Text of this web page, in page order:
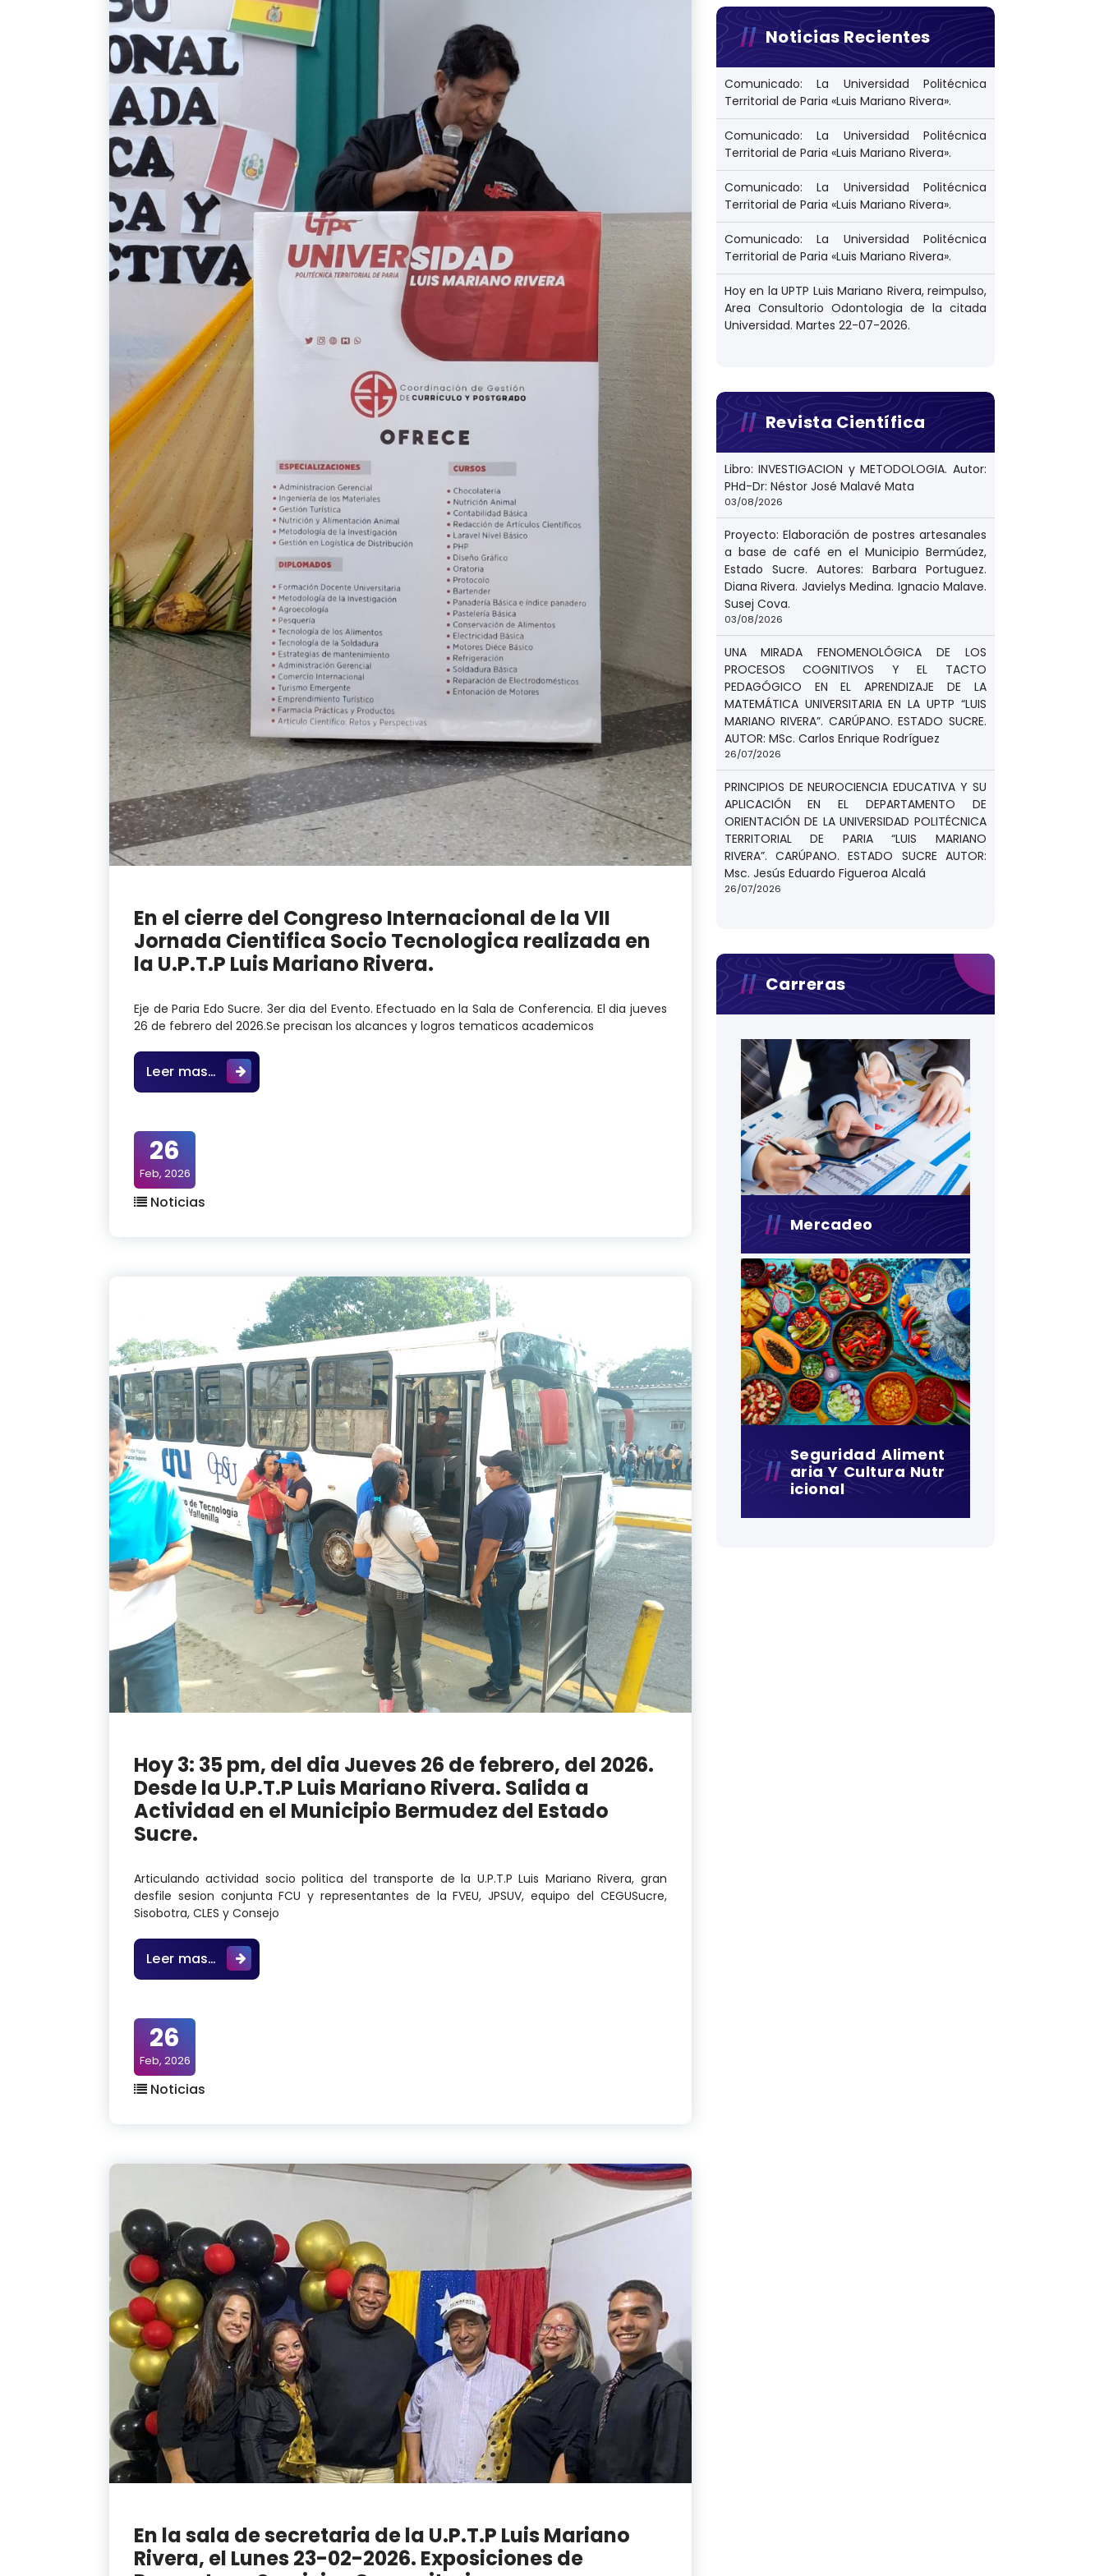
En el cierre del Congreso Internacional de la VII
Jornada Cientifica Socio Tecnologica realizada en
la U.P.T.P Luis Mariano Rivera.
Eje de Paria Edo Sucre. 3er dia del Evento. Efectuado en la Sala de Conferencia. El dia jueves
26 de febrero del 2026.Se precisan los alcances y logros tematicos academicos
Leer mas… En el cierre del Congreso Internacional de la VII Jornada Cientifica Socio Tecnologica realizada en la U.P.T.P Luis Mariano Rivera.
26
Feb, 2026
Noticias
Hoy 3: 35 pm, del dia Jueves 26 de febrero, del 2026.
Desde la U.P.T.P Luis Mariano Rivera. Salida a
Actividad en el Municipio Bermudez del Estado
Sucre.
Articulando actividad socio politica del transporte de la U.P.T.P Luis Mariano Rivera, gran
desfile sesion conjunta FCU y representantes de la FVEU, JPSUV, equipo del CEGUSucre,
Sisobotra, CLES y Consejo
Leer mas… Hoy 3: 35 pm, del dia Jueves 26 de febrero, del 2026. Desde la U.P.T.P Luis Mariano Rivera. Salida a Actividad en el Municipio
26
Feb, 2026
Noticias
En la sala de secretaria de la U.P.T.P Luis Mariano
Rivera, el Lunes 23-02-2026. Exposiciones de
Noticias Recientes
Comunicado: La Universidad Politécnica
Territorial de Paria «Luis Mariano Rivera».
Comunicado: La Universidad Politécnica
Territorial de Paria «Luis Mariano Rivera».
Comunicado: La Universidad Politécnica
Territorial de Paria «Luis Mariano Rivera».
Comunicado: La Universidad Politécnica
Territorial de Paria «Luis Mariano Rivera».
Hoy en la UPTP Luis Mariano Rivera, reimpulso,
Area Consultorio Odontologia de la citada
Universidad. Martes 22-07-2026.
Revista Científica
Libro: INVESTIGACION y METODOLOGIA. Autor:
PHd-Dr: Néstor José Malavé Mata
03/08/2026
Proyecto: Elaboración de postres artesanales
a base de café en el Municipio Bermúdez,
Estado Sucre. Autores: Barbara Portuguez.
Diana Rivera. Javielys Medina. Ignacio Malave.
Susej Cova.
03/08/2026
UNA MIRADA FENOMENOLÓGICA DE LOS
PROCESOS COGNITIVOS Y EL TACTO
PEDAGÓGICO EN EL APRENDIZAJE DE LA
MATEMÁTICA UNIVERSITARIA EN LA UPTP “LUIS
MARIANO RIVERA”. CARÚPANO. ESTADO SUCRE.
AUTOR: MSc. Carlos Enrique Rodríguez
26/07/2026
PRINCIPIOS DE NEUROCIENCIA EDUCATIVA Y SU
APLICACIÓN EN EL DEPARTAMENTO DE
ORIENTACIÓN DE LA UNIVERSIDAD POLITÉCNICA
TERRITORIAL DE PARIA “LUIS MARIANO
RIVERA”. CARÚPANO. ESTADO SUCRE AUTOR:
Msc. Jesús Eduardo Figueroa Alcalá
26/07/2026
Carreras
Mercadeo
Seguridad Aliment
Aria Y Cultura Nutr
Icional